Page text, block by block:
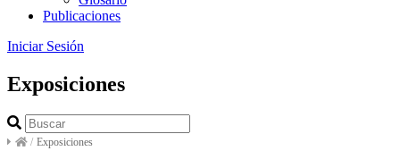
Publicaciones
Iniciar Sesión
Exposiciones
/ Exposiciones